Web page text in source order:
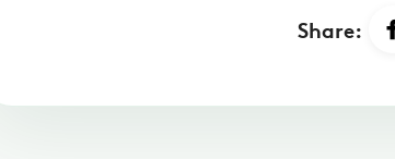
Share: